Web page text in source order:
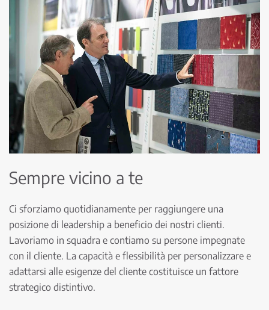
Sempre vicino a te
Ci sforziamo quotidianamente per raggiungere una
posizione di leadership a beneficio dei nostri clienti.
Lavoriamo in squadra e contiamo su persone impegnate
con il cliente. La capacità e flessibilità per personalizzare e
adattarsi alle esigenze del cliente costituisce un fattore
strategico distintivo.